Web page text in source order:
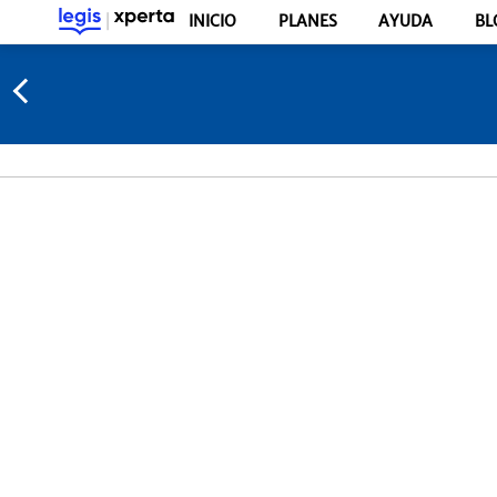
INICIO PLANES AYUDA